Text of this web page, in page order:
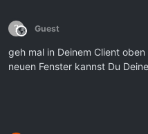
?This user is from outside of this
Guest
geh mal in Deinem Client
neuen Fenster kannst Du